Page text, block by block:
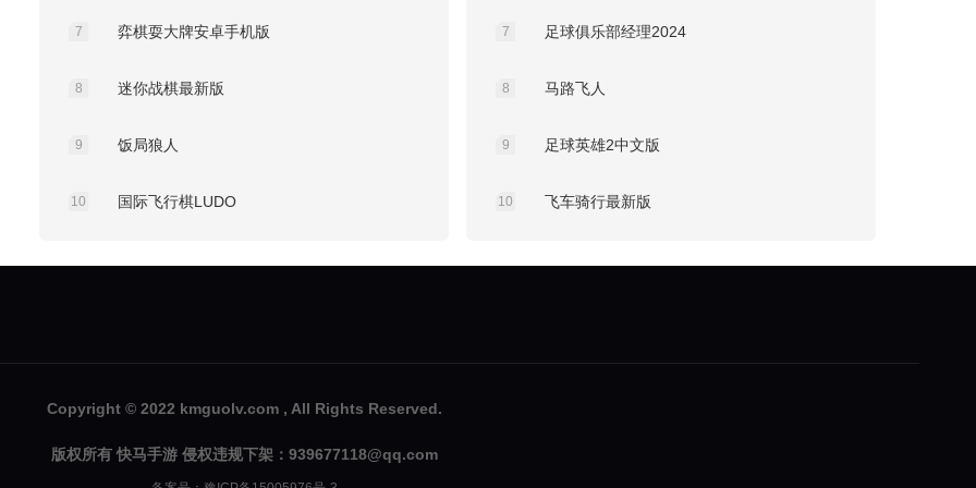
7 弈棋耍大牌安卓手机版
8 迷你战棋最新版
9 饭局狼人
10 国际飞行棋LUDO
7 足球俱乐部经理2024
8 马路飞人
9 足球英雄2中文版
10 飞车骑行最新版
Copyright © 2022 kmguolv.com , All Rights Reserved.
版权所有 快马手游 侵权违规下架：939677118@qq.com